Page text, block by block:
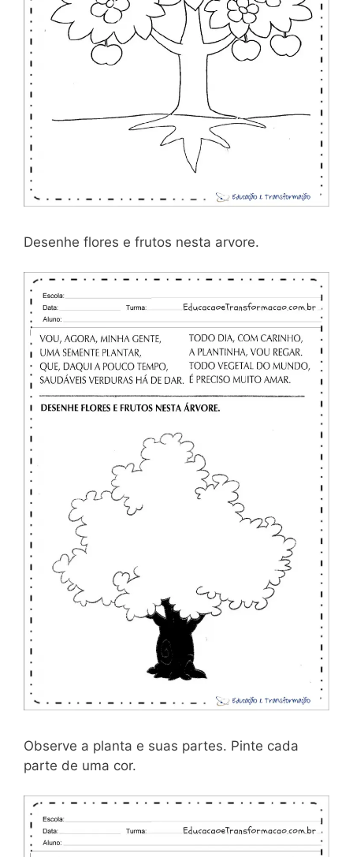
Desenhe flores e frutos nesta arvore.
Observe a planta e suas partes. Pinte cada
parte de uma cor.